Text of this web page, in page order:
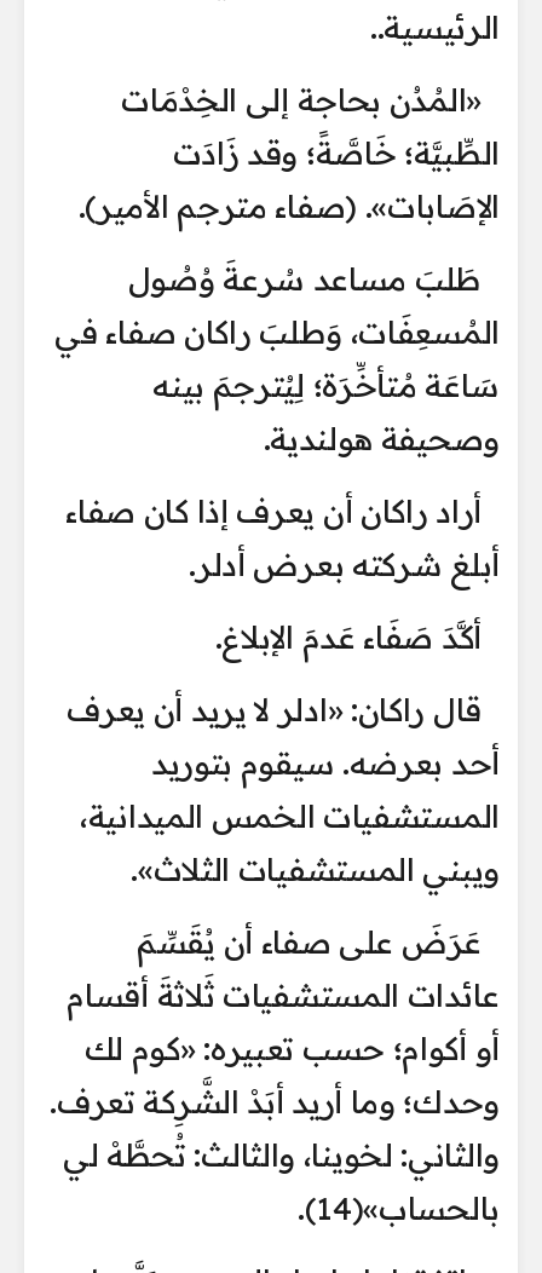
الرئيسية..
«المُدُن بحاجة إلى الخِدْمَات
الطِّبيَّة؛ خَاصَّةً؛ وقد زَادَت
الإصَابات». (صفاء مترجم الأمير).
طَلبَ مساعد سُرعةَ وُصُول
المُسعِفَات، وَطلبَ راكان صفاء في
سَاعَة مُتأخِّرَة؛ لِيُترجمَ بينه
وصحيفة هولندية.
أراد راكان أن يعرف إذا كان صفاء
أبلغ شركته بعرض أدلر.
أكَّدَ صَفَاء عَدمَ الإبلاغ.
قال راكان: «ادلر لا يريد أن يعرف
أحد بعرضه. سيقوم بتوريد
المستشفيات الخمس الميدانية،
ويبني المستشفيات الثلاث».
عَرَضَ على صفاء أن يُقَسِّمَ
عائدات المستشفيات ثَلاثةَ أقسام
أو أكوام؛ حسب تعبيره: «كوم لك
وحدك؛ وما أريد أبَدْ الشَّرِكة تعرف.
والثاني: لخوينا، والثالث: تُحطَّهْ لي
بالحساب»(14).